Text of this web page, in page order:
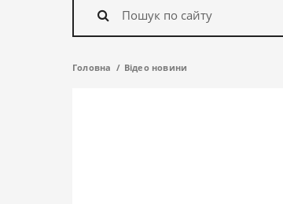
Знайти
Головна Відео новини